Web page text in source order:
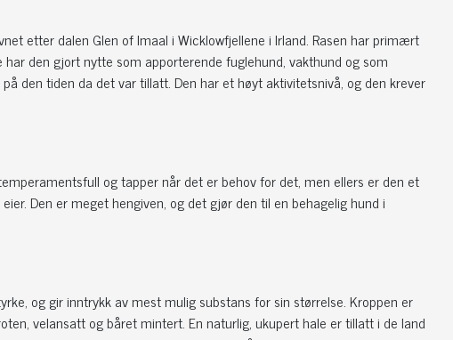
etter dalen Glen of Imaal i Wicklowfjellene i Irland. Rasen har primært
den gjort nytte som apporterende fuglehund, vakthund og som
den tiden da det var tillatt. Den har et høyt aktivitetsnivå, og den krever
og tapper når det er behov for det, men ellers er den et
Den er meget hengiven, og det gjør den til en behagelig hund i
og gir inntrykk av mest mulig substans for sin størrelse. Kroppen er
velansatt og båret mintert. En naturlig, ukupert hale er tillatt i de land